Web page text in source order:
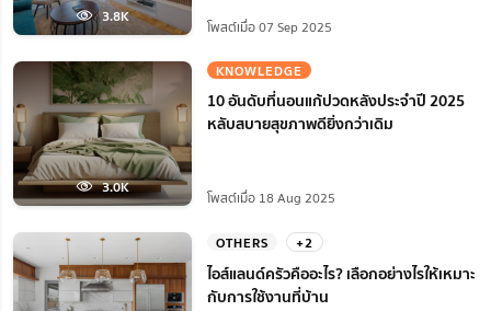
3.8K
โพสต์เมื่อ 07 Sep 2025
3.0K
KNOWLEDGE
10 อันดับที่นอนแก้ปวดหลังประจำปี 2025
หลับสบายสุขภาพดียิ่งกว่าเดิม
โพสต์เมื่อ 18 Aug 2025
OTHERS +2
ไอส์แลนด์ครัวคืออะไร? เลือกอย่างไรให้เหมาะ
กับการใช้งานที่บ้าน